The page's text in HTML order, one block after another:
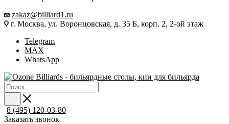
zakaz@billiard1.ru
г. Москва, ул. Воронцовская, д. 35 Б, корп. 2, 2-ой этаж
Telegram
MAX
WhatsApp
8 (495) 120-03-80
Заказать звонок